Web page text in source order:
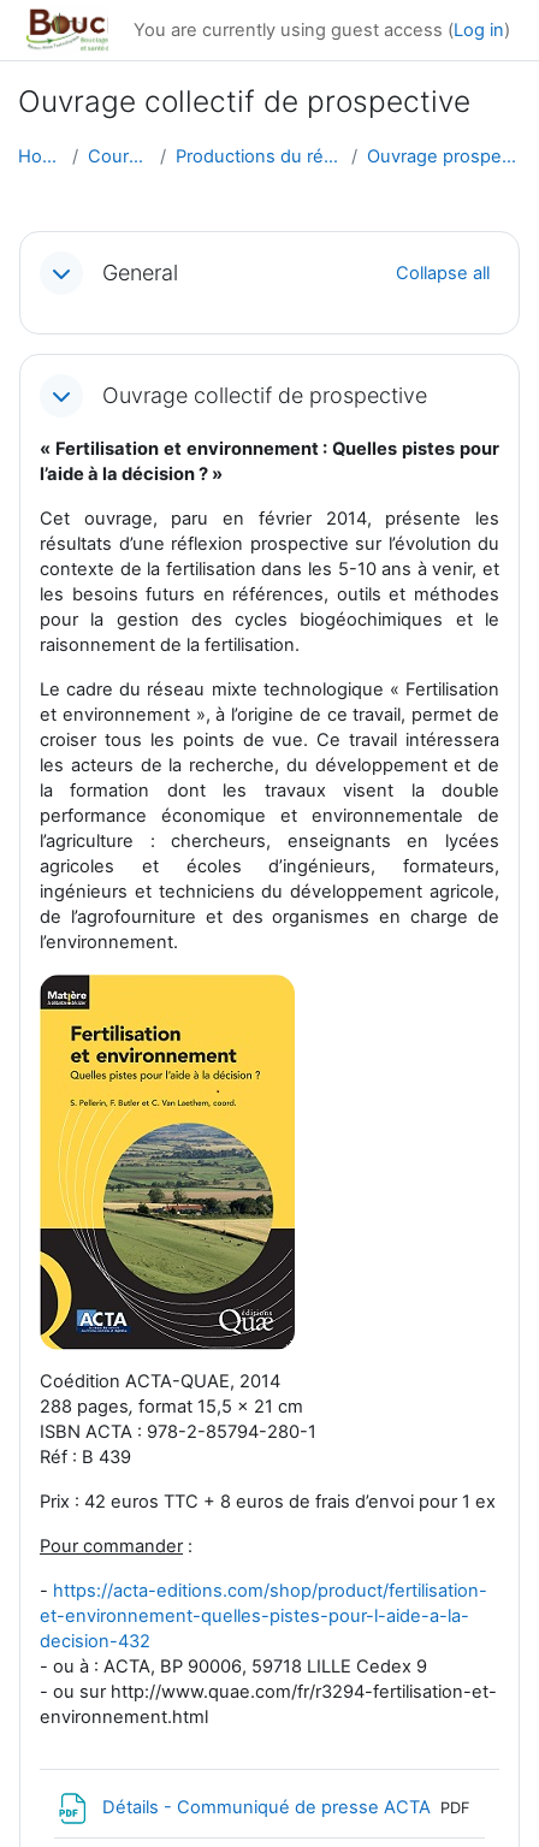
Skip to main content
You are currently using guest access (Log in)
Ouvrage collectif de prospective
Home Courses Productions du réseau Ouvrage prospective
Section outline
General Collapse all
Ouvrage collectif de prospective
« Fertilisation et environnement : Quelles pistes pour
l’aide à la décision ? »
Cet ouvrage, paru en février 2014, présente les
résultats d’une réflexion prospective sur l’évolution du
contexte de la fertilisation dans les 5-10 ans à venir, et
les besoins futurs en références, outils et méthodes
pour la gestion des cycles biogéochimiques et le
raisonnement de la fertilisation.
Le cadre du réseau mixte technologique « Fertilisation
et environnement », à l’origine de ce travail, permet de
croiser tous les points de vue. Ce travail intéressera
les acteurs de la recherche, du développement et de
la formation dont les travaux visent la double
performance économique et environnementale de
l’agriculture : chercheurs, enseignants en lycées
agricoles et écoles d’ingénieurs, formateurs,
ingénieurs et techniciens du développement agricole,
de l’agrofourniture et des organismes en charge de
l’environnement.
Coédition ACTA-QUAE, 2014
288 pages, format 15,5 x 21 cm
ISBN ACTA : 978-2-85794-280-1
Réf : B 439
Prix : 42 euros TTC + 8 euros de frais d’envoi pour 1 ex
Pour commander:
- https://acta-editions.com/shop/product/fertilisation-
et-environnement-quelles-pistes-pour-l-aide-a-la-
decision-432
- ou à : ACTA, BP 90006, 59718 LILLE Cedex 9
- ou sur http://www.quae.com/fr/r3294-fertilisation-et-
environnement.html
Détails - Communiqué de presse ACTA File
PDF